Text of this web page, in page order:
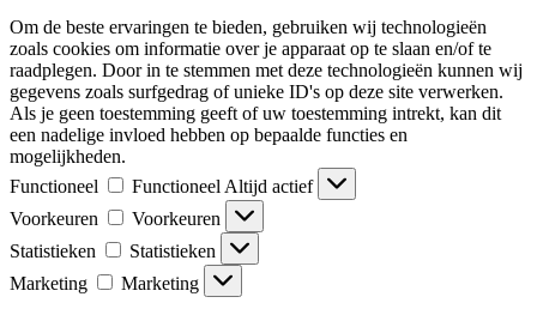
Om de beste ervaringen te bieden, gebruiken wij technologieën
zoals cookies om informatie over je apparaat op te slaan en/of te
raadplegen. Door in te stemmen met deze technologieën kunnen wij
gegevens zoals surfgedrag of unieke ID's op deze site verwerken.
Als je geen toestemming geeft of uw toestemming intrekt, kan dit
een nadelige invloed hebben op bepaalde functies en
mogelijkheden.
Functioneel
FunctioneelAltijd actief
Voorkeuren
Voorkeuren
Statistieken
Statistieken
Marketing
Marketing